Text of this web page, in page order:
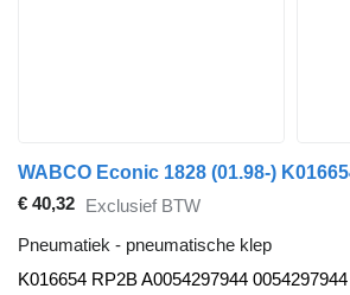
€ 40,32 Exclusief BTW
Pneumatiek - pneumatische klep
K016654 RP2B A0054297944 0054297944